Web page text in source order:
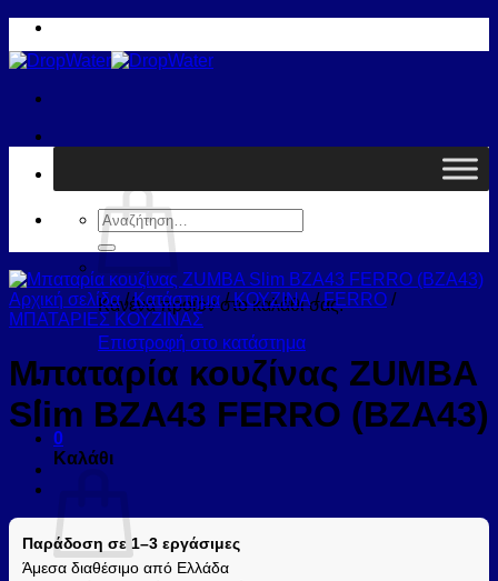
Μετάβαση
περιεχόμενο
Κανένα προϊόν στο καλάθι σας.
Επιστροφή στο κατάστημα
0
Καλάθι
Αναζήτηση
για:
Αρχική σελίδα / Κατάστημα / ΚΟΥΖΙΝΑ / FERRO /
ΜΠΑΤΑΡΙΕΣ ΚΟΥΖΙΝΑΣ
Μπαταρία κουζίνας ZUMBA
Slim BZA43 FERRO (BZA43)
Παράδοση σε 1–3 εργάσιμες
Άμεσα διαθέσιμο από Ελλάδα